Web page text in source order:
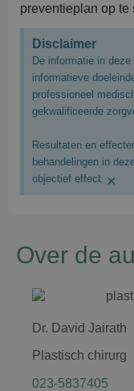
preventieplan op te
Disclaimer
De informatie in
informatieve
professioneel
gekwalificeerde
Resultaten en
behandelingen in
objectief effect. ×
Over de
Dr. David Jairath
Plastisch chirurg
023-5837405